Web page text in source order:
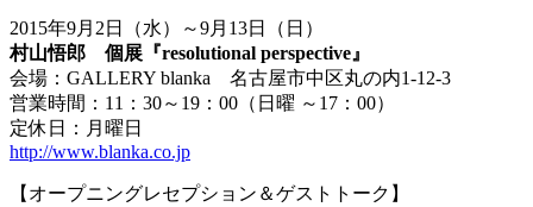
2015年9月2日（水）～9月13日（日）
村山悟郎 個展『resolutional perspective』
会場：GALLERY blanka 名古屋市中区丸の内1-12-3
営業時間：11：30～19：00（日曜 ～17：00）
定休日：月曜日
http://www.blanka.co.jp
【オープニングレセプション＆ゲストトーク】